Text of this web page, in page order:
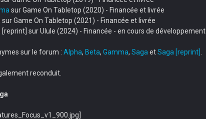
sur Game On Tabletop (2020) - Financée et livrée
sur Game On Tabletop (2021) - Financée et livrée
[reprint] sur Ulule (2024) - Financée - en cours de développement
sur le forum : Alpha, Beta, Gamma, Saga etSaga [reprint]
reconduit.